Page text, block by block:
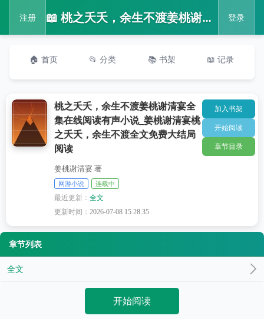
注册 📖 桃之夭夭，余生不渡姜桃谢清宴全集在线阅读有声小说_姜桃谢清宴桃之夭夭，余生不渡全文免费大结局阅读 登录
🏠 首页 📂 分类 📚 书架 📖 记录
桃之夭夭，余生不渡姜桃谢清宴全
集在线阅读有声小说_姜桃谢清宴桃
之夭夭，余生不渡全文免费大结局
阅读
姜桃谢清宴 著
网游小说 连载中
最近更新：全文
更新时间：2026-07-08 15:28:35
加入书架
开始阅读
章节目录
章节列表
全文
开始阅读